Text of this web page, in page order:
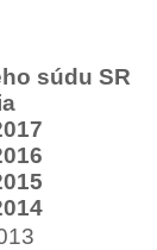
súdu SR